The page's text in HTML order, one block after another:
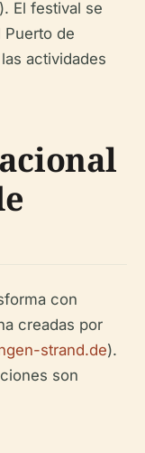
). El festival se
Puerto de
actividades
con
creadas por
strand.de).
son